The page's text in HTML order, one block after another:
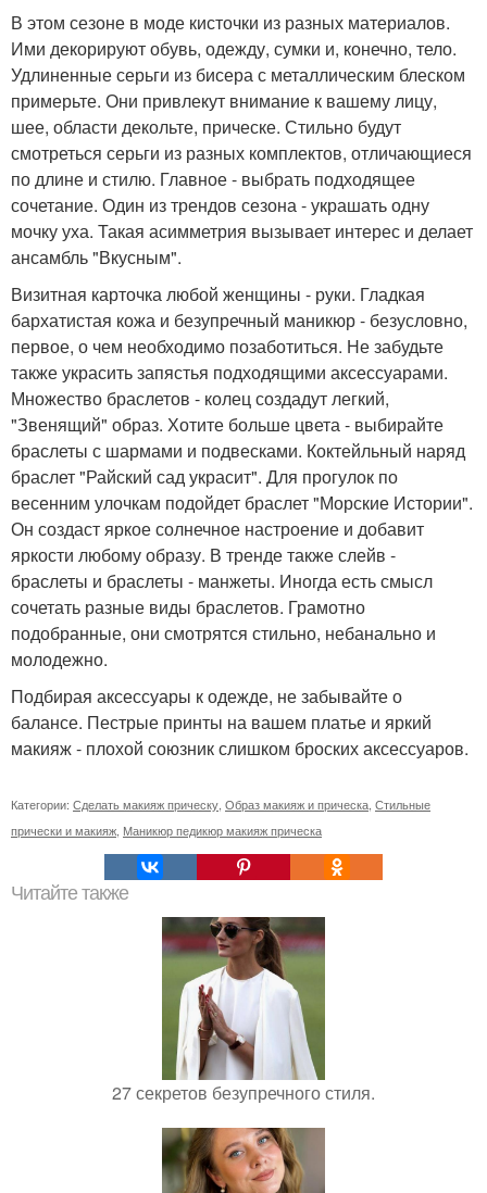
В этом сезоне в моде кисточки из разных материалов.
Ими декорируют обувь, одежду, сумки и, конечно, тело.
Удлиненные серьги из бисера с металлическим блеском
примерьте. Они привлекут внимание к вашему лицу,
шее, области декольте, прическе. Стильно будут
смотреться серьги из разных комплектов, отличающиеся
по длине и стилю. Главное - выбрать подходящее
сочетание. Один из трендов сезона - украшать одну
мочку уха. Такая асимметрия вызывает интерес и делает
ансамбль "Вкусным".
Визитная карточка любой женщины - руки. Гладкая
бархатистая кожа и безупречный маникюр - безусловно,
первое, о чем необходимо позаботиться. Не забудьте
также украсить запястья подходящими аксессуарами.
Множество браслетов - колец создадут легкий,
"Звенящий" образ. Хотите больше цвета - выбирайте
браслеты с шармами и подвесками. Коктейльный наряд
браслет "Райский сад украсит". Для прогулок по
весенним улочкам подойдет браслет "Морские Истории".
Он создаст яркое солнечное настроение и добавит
яркости любому образу. В тренде также слейв -
браслеты и браслеты - манжеты. Иногда есть смысл
сочетать разные виды браслетов. Грамотно
подобранные, они смотрятся стильно, небанально и
молодежно.
Подбирая аксессуары к одежде, не забывайте о
балансе. Пестрые принты на вашем платье и яркий
макияж - плохой союзник слишком броских аксессуаров.
Категории: Сделать макияж прическу, Образ макияж и прическа, Стильные
прически и макияж, Маникюр педикюр макияж прическа
Читайте также
27 секретов безупречного стиля.